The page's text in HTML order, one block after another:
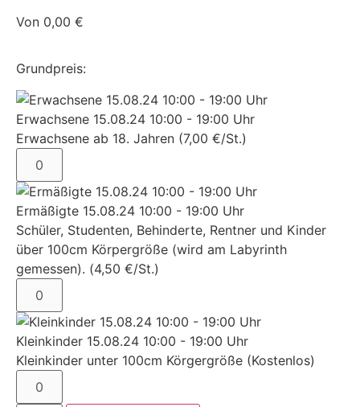
Von 0,00 €
Grundpreis:
Erwachsene 15.08.24 10:00 - 19:00 Uhr
Erwachsene ab 18. Jahren (7,00 €/St.)
Ermäßigte 15.08.24 10:00 - 19:00 Uhr
Schüler, Studenten, Behinderte, Rentner und Kinder
über 100cm Körpergröße (wird am Labyrinth
gemessen). (4,50 €/St.)
Kleinkinder 15.08.24 10:00 - 19:00 Uhr
Kleinkinder unter 100cm Körgergröße (Kostenlos)